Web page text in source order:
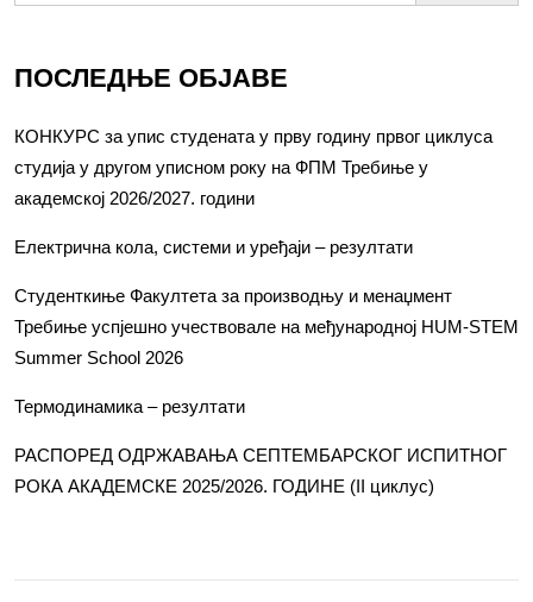
ПОСЛЕДЊЕ ОБЈАВЕ
КОНКУРС за упис студената у прву годину првог циклуса
студија у другом уписном року на ФПМ Требиње у
академској 2026/2027. години
Електрична кола, системи и уређаји – резултати
Студенткиње Факултета за производњу и менаџмент
Требиње успјешно учествовале на међународној HUM-STEM
Summer School 2026
Термодинамика – резултати
РАСПОРЕД ОДРЖАВАЊА СЕПТЕМБАРСКОГ ИСПИТНОГ
РОКА АКАДЕМСКЕ 2025/2026. ГОДИНЕ (II циклус)